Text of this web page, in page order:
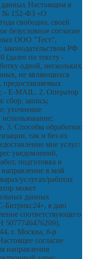
данных Настоящим в
№ 152-ФЗ «О
свободно, своей
безусловное согласие
ООО "Тест",
законодательством РФ
(далее по тексту -
одной, нескольких
не являющихся
- E-MAIL. 2. Оператор
сбор; запись;
уточнение
3. Способы обработки:
так и без их
мне услуг/
уведомлений,
подготовка и
в мой
услугах/работах
может
данных
Битрикс24», я даю
соответствующего
г. Москва, б-р
согласие
направления